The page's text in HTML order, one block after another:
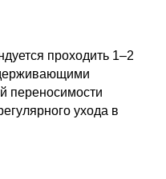
проходить 1–2
переносимости
ухода в